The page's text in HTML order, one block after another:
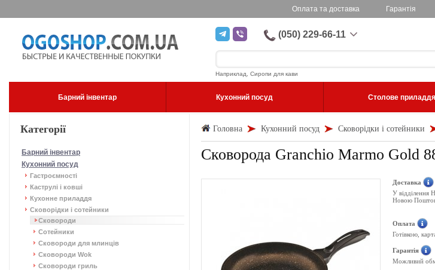
Оплата та доставка Гарантія
(050) 229-66-11
Наприклад, Сиропи для кави
Барний інвентар Кухонний посуд Столове приладдя
Категорії
Барний інвентар
Кухонний посуд
Гастроємності
Каструлі і ковші
Кухонне приладдя
Сковорідки і сотейники
Сковороди
Сотейники
Сковороди для млинців
Сковороди Wok
Сковороди гриль
Головна Кухонний посуд Сковорідки і сотейники
Сковорода Granchio Marmo Gold
Доставка
У відділення
Новою Поштою
Оплата
Готівкою,
Гарантія
Можливий